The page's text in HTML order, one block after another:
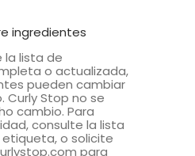
ingredientes
la lista de
o actualizada,
pueden cambiar
Curly Stop no se
cambio. Para
consulte la lista
o solicite
para